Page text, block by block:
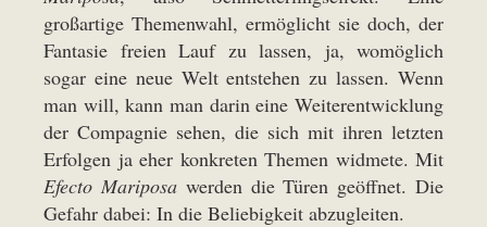
großartige Themenwahl, ermöglicht sie doch, der
Fantasie freien Lauf zu lassen, ja, womöglich
sogar eine neue Welt entstehen zu lassen. Wenn
man will, kann man darin eine Weiterentwicklung
der Compagnie sehen, die sich mit ihren letzten
Erfolgen ja eher konkreten Themen widmete. Mit
Efecto Mariposawerden die Türen geöffnet. Die
Gefahr dabei: In die Beliebigkeit abzugleiten.